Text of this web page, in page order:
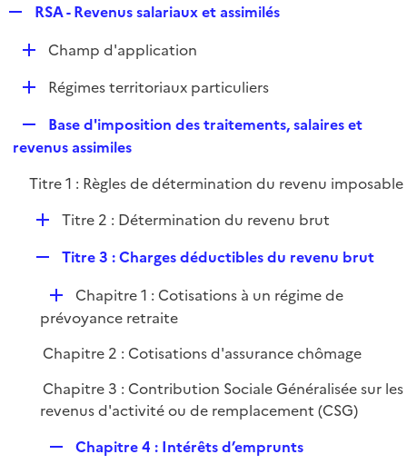
p
l
i
e
r
RSA - Revenus salariaux et assimilés
D
e
r
Champ d'application
D
l
i
e
r
Régimes territoriaux particuliers
e
l
i
e
r
Base d'imposition des traitements, salaires et
revenus assimiles
Titre 1 : Règles de détermination du revenu imposable
D
l
i
e
r
Titre 2 : Détermination du revenu brut
p
l
i
e
r
Titre 3 : Charges déductibles du revenu brut
D
é
l
i
e
Chapitre 1 : Cotisations à un régime de
prévoyance retraite
Chapitre 2 : Cotisations d'assurance chômage
Chapitre 3 : Contribution Sociale Généralisée sur les
revenus d'activité ou de remplacement (CSG)
Chapitre 4 : Intérêts d’emprunts